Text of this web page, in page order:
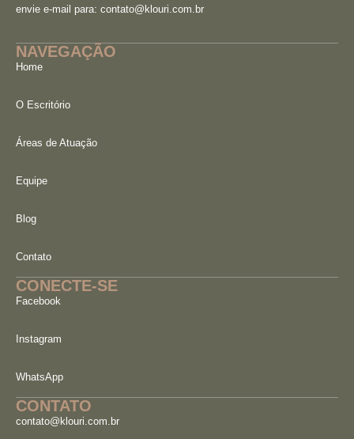
envie e-mail para: contato@klouri.com.br
NAVEGAÇÃO
Home
O Escritório
Áreas de Atuação
Equipe
Blog
Contato
CONECTE-SE
Facebook
Instagram
WhatsApp
CONTATO
contato@klouri.com.br